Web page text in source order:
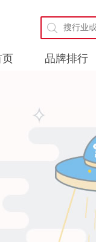
页 品牌排行